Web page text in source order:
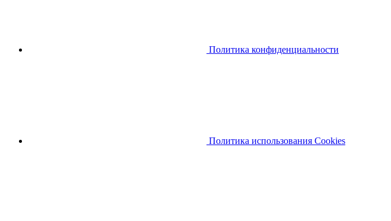
Политика конфиденциальности
Политика использования Cookies